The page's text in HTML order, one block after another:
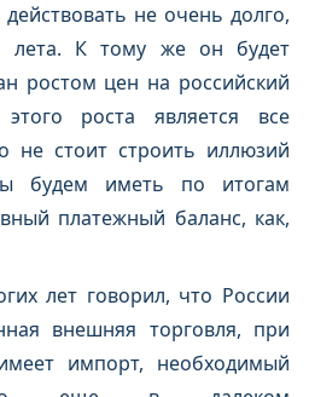
не очень долго,
лета. К тому же он будет
ростом цен на российский
роста является все
не стоит строить иллюзий
будем иметь по итогам
платежный баланс, как,
лет говорил, что России
внешняя торговля, при
импорт, необходимый